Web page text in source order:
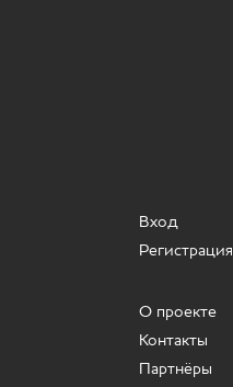
Вход
Регистрация
О проекте
Контакты
Партнёры